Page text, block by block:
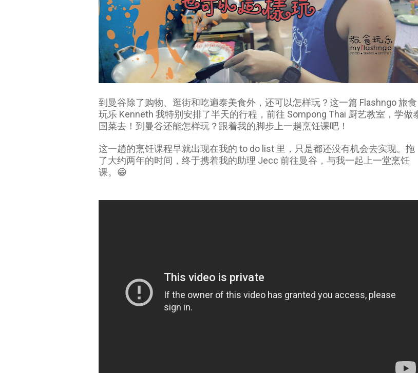
到曼谷除了购物、逛街和吃遍泰美食外，还可以怎样玩？这一篇 Flashngo 旅食
玩乐 Kenneth 我特别安排了半天的行程，前往 Sompong Thai 厨艺教室，学做
国菜去！到曼谷还能怎样玩？跟着我的脚步上一趟烹饪课吧！
这一趟的烹饪课程早就出现在我的 to do list 里，只是都还没有机会去实现。拖
了大约两年的时间，终于携着我的助理 Jecc 前往曼谷，与我一起上一堂烹饪
课。😁